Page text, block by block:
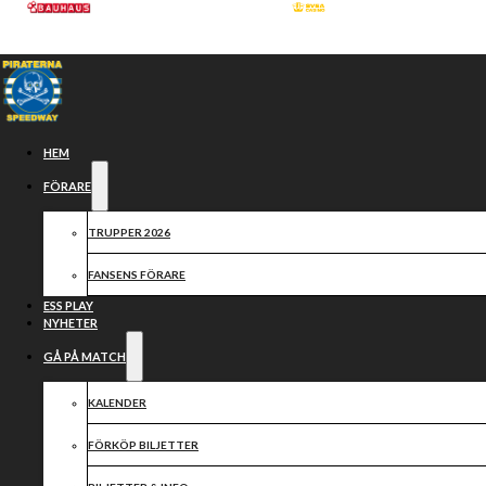
Hoppa till huvudinnehåll
HEM
FÖRARE
TRUPPER 2026
FANSENS FÖRARE
ESS PLAY
NYHETER
GÅ PÅ MATCH
KALENDER
FÖRKÖP BILJETTER